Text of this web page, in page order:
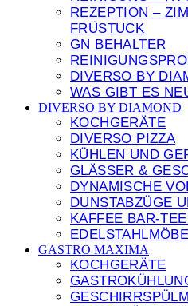
REZEPTION –
FRÜSTUCK
GN BEHALTER
DIVERSO BY
WAS GIBT ES
DIVERSO BY DIAMOND
KOCHGERÄTE
DIVERSO PIZZA
KÜHLEN UND
GLÄSSER &
DYNAMISCHE
DUNSTABZÜGE
KAFFEE BAR-
GASTRO MAXIMA
KOCHGERÄTE